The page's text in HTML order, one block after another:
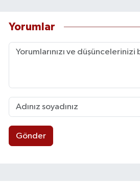
Yorumlar
Gönder